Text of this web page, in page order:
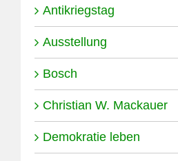
Antikriegstag
Ausstellung
Bosch
Christian W. Mackauer
Demokratie leben